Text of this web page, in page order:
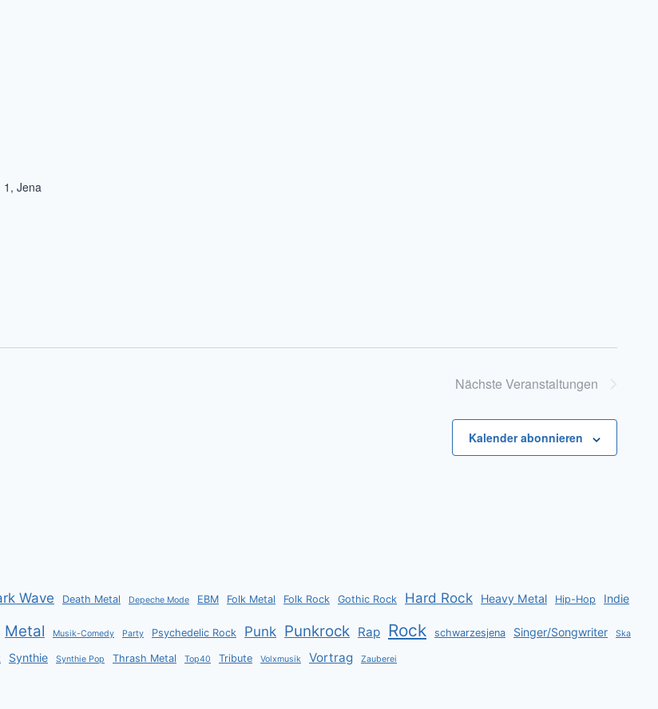
1, Jena
Nächste Veranstaltungen
Kalender abonnieren
Wave Death Metal Depeche Mode EBM Folk Metal Folk Rock Gothic Rock Hard Rock Heavy Metal Hip-Hop Indie
Metal Musik-Comedy Party Psychedelic Rock Punk Punkrock Rap Rock schwarzesjena Singer/Songwriter Ska
Synthie Synthie Pop Thrash Metal Top40 Tribute Volxmusik Vortrag Zauberei